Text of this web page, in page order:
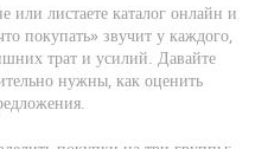
или листаете каталог онлайн и
покупать» звучит у каждого,
трат и усилий. Давайте
нужны, как оценить